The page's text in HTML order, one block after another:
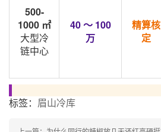
500-
1000 ㎡
大型冷
链中心
40 ～ 100
万
精算核
定
标签： 眉山冷库